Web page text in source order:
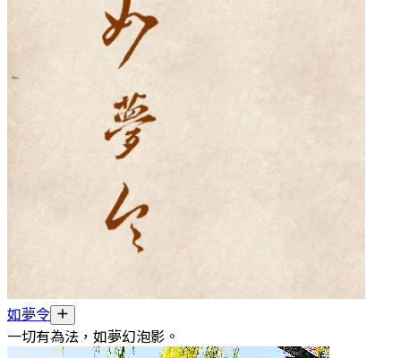
如夢令
一切有為法，如夢幻泡影。